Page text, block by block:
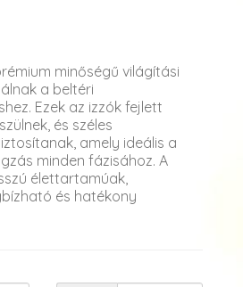
minőségű világítási
a beltéri
Ezek az izzók fejlett
és széles
amely ideális a
minden fázisához. A
élettartamúak,
és hatékony